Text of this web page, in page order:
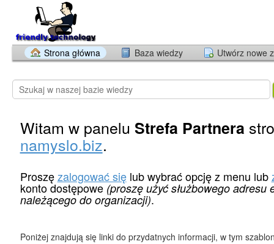
Strona główna Baza wiedzy Utwórz nowe
Witam w panelu Strefa Partnera
namyslo.biz.
Proszęzalogować sięlub wybrać opcję z menu lub
konto dostępowe(proszę użyć służbowego adresu
należącego do organizacji).
Poniżej znajdują się linki do przydatnych informacji, w tym